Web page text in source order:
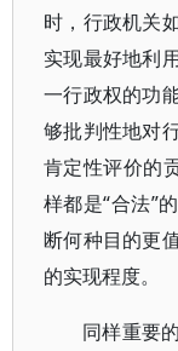
时，行政机关
实现最好地利
一行政权的功
够批判性地对
肯定性评价的
样都是“合法”
断何种目的更
的实现程度。
同样重要